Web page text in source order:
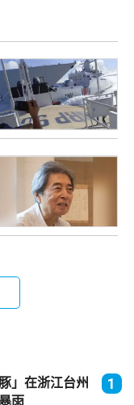
」在浙江台州
雨
1